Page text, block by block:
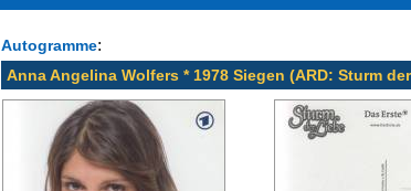
Autogramme:
Anna Angelina Wolfers * 1978 Siegen (ARD: Sturm